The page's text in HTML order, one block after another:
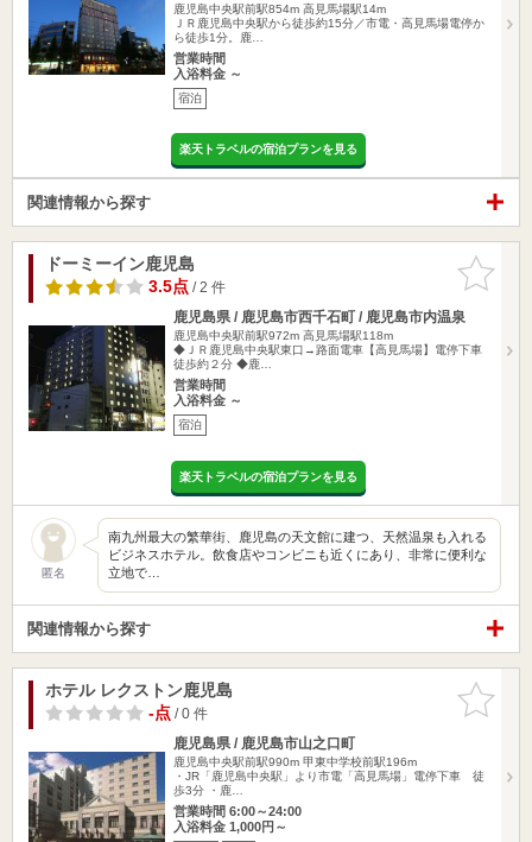
鹿児島中央駅前駅854m 高見馬場駅14m
ＪＲ鹿児島中央駅から徒歩約15分／市電・高見馬場電停か
ら徒歩1分。鹿…
営業時間
入浴料金 ～
宿泊
楽天トラベルの宿泊プランを見る
関連情報から探す
お気に入
りに追加
ドーミーイン鹿児島
3.5点/ 2 件
鹿児島県 / 鹿児島市西千石町 / 鹿児島市内温泉
鹿児島中央駅前駅972m 高見馬場駅118m
◆ＪＲ鹿児島中央駅東口→路面電車【高見馬場】電停下車
徒歩約２分 ◆鹿…
営業時間
入浴料金 ～
宿泊
楽天トラベルの宿泊プランを見る
匿名
南九州最大の繁華街、鹿児島の天文館に建つ、天然温泉も入れる
ビジネスホテル。飲食店やコンビニも近くにあり、非常に便利な
立地で…
関連情報から探す
お気に入
りに追加
ホテル レクストン鹿児島
-点/ 0 件
鹿児島県 / 鹿児島市山之口町
鹿児島中央駅前駅990m 甲東中学校前駅196m
・JR「鹿児島中央駅」より市電「高見馬場」電停下車 徒
歩3分 ・鹿…
営業時間 6:00～24:00
入浴料金 1,000円～